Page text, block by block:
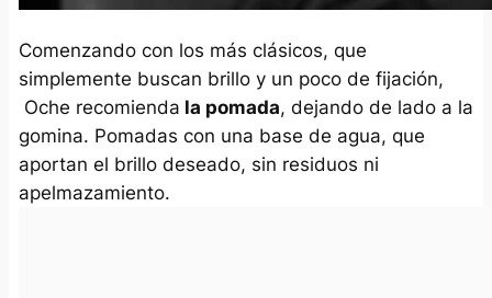
Comenzando con los más clásicos, que
simplemente buscan brillo y un poco de fijación,
Oche recomienda la pomada, dejando de lado a la
gomina. Pomadas con una base de agua, que
aportan el brillo deseado, sin residuos ni
apelmazamiento.